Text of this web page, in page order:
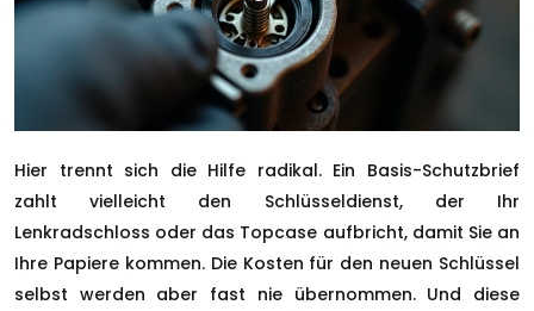
Hier trennt sich die Hilfe radikal. Ein Basis-Schutzbrief
zahlt vielleicht den Schlüsseldienst, der Ihr
Lenkradschloss oder das Topcase aufbricht, damit Sie an
Ihre Papiere kommen. Die Kosten für den neuen Schlüssel
selbst werden aber fast nie übernommen. Und diese